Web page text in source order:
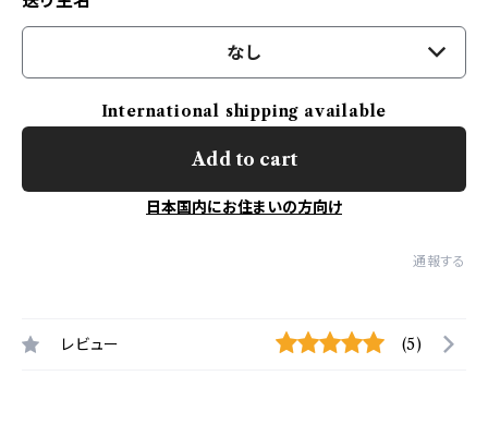
なし
International shipping available
Add to cart
日本国内にお住まいの方向け
通報する
レビュー (5)